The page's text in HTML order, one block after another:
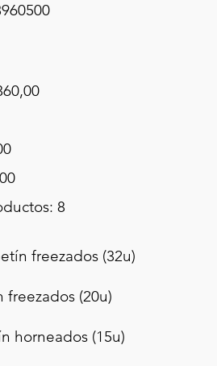
8
freezados (32u)
(20u)
horneados (15u)